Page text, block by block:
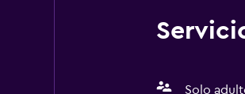
Solo